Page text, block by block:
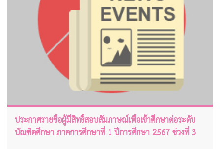
ประกาศรายชื่อผู้มีสิทธิ์สอบสัมภาษณ์เพื่อเข้าศึกษาต่อระดับ
บัณฑิตศึกษา ภาคการศึกษาที่ 1 ปีการศึกษา 2567 ช่วงที่ 3